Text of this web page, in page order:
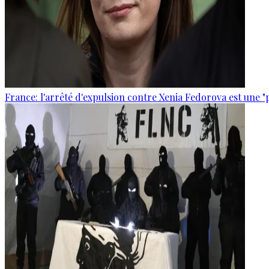
France: l'arrêté d'expulsion contre Xenia Fedorova est une